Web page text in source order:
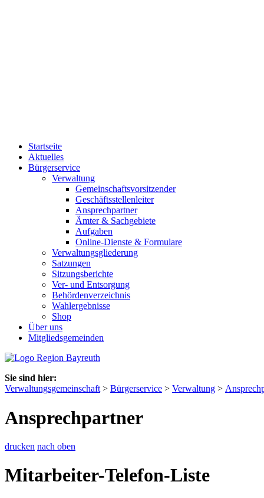
Startseite
Aktuelles
Bürgerservice
Verwaltung
Gemeinschaftsvorsitzender
Geschäftsstellenleiter
Ansprechpartner
Ämter & Sachgebiete
Aufgaben
Online-Dienste & Formulare
Verwaltungsgliederung
Satzungen
Sitzungsberichte
Ver- und Entsorgung
Behördenverzeichnis
Wahlergebnisse
Shop
Über uns
Mitgliedsgemeinden
Sie sind hier:
Verwaltungsgemeinschaft > Bürgerservice > Verwaltung >
Ansprechpartner
drucken nach oben
Mitarbeiter-Telefon-Liste